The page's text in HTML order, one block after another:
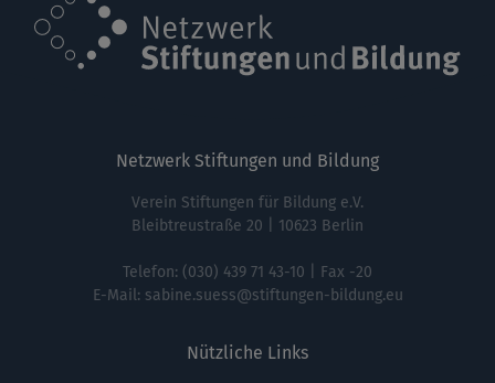
Netzwerk Stiftungen und Bildung
Verein Stiftungen für Bildung e.V.
Bleibtreustraße 20 | 10623 Berlin
Telefon: (030) 439 71 43-10 | Fax -20
E-Mail: sabine.suess@stiftungen-bildung.eu
Nützliche Links